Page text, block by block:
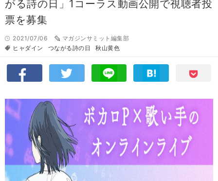
がる詩の日」1コーラス動画公開で視聴者投
票を募集
2021/07/06
マガジンサミット編集部
ヒャダイン
つながる詩の日 秋山黄色